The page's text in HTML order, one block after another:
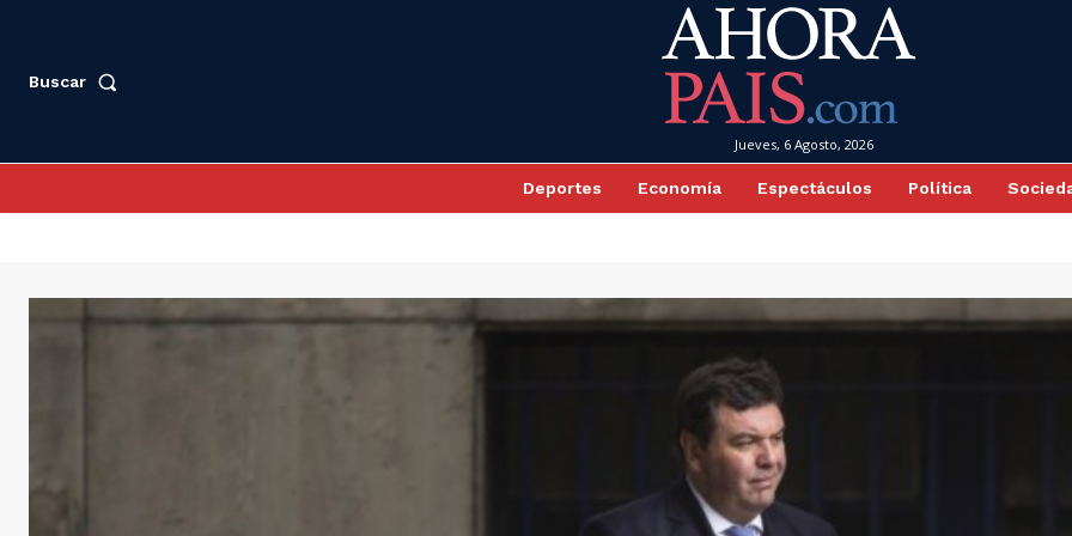
Buscar
Jueves, 6 Agosto, 2026
Deportes Economía Espectáculos Política